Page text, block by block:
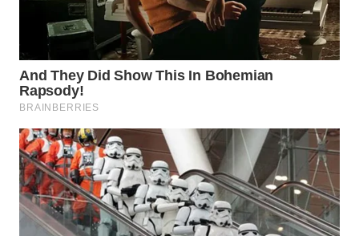
WN
WN
GORONTALO
WN
SULUT
WN